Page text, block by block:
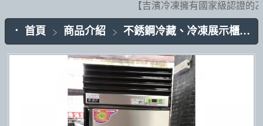
【吉濱冷凍擁有國家級認證的
首頁 商品介紹 不銹鋼冷藏、冷凍展示櫃CP002